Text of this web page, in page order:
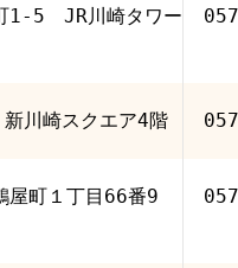
1-5 JR川崎タワー
川崎スクエア4階
屋町１丁目66番9